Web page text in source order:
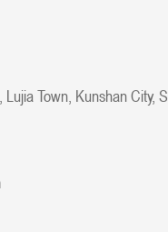
Town, Kunshan City,